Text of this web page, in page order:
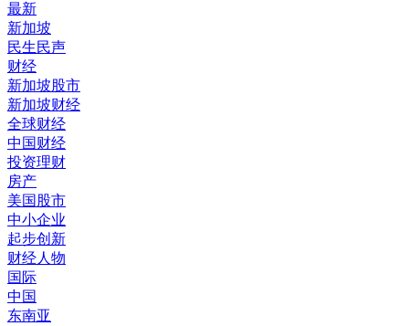
最新
新加坡
民生民声
财经
新加坡股市
新加坡财经
全球财经
中国财经
投资理财
房产
美国股市
中小企业
起步创新
财经人物
国际
中国
东南亚